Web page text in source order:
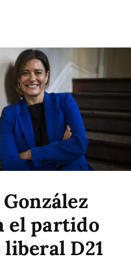
el partido
D21